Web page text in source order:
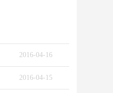
2016-04-16
2016-04-15